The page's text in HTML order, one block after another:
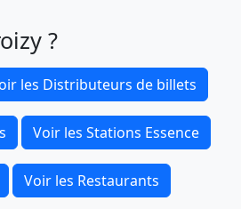
?
les Distributeurs de billets
Voir les Stations Essence
Voir les Restaurants